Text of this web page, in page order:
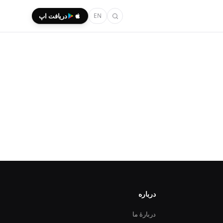
EN دریافت اپ
درباره
دربارهٔ ما